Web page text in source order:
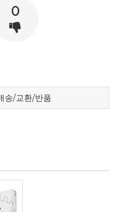
0
송/교환/반품